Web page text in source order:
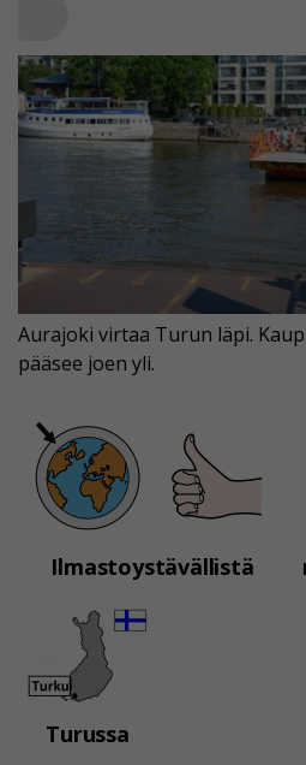
Ilmastoystävällistä
Turussa
Aurajoki virtaa Turun läpi.
pääsee joen yli.